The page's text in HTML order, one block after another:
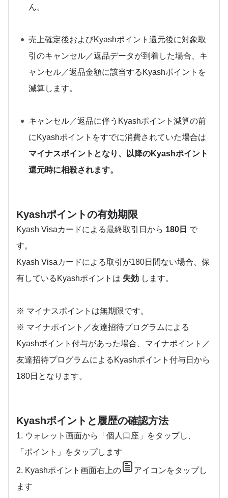
ん。
売上確定後およびKyashポイント還元後に対象取
引のキャンセル／返品データが到着した場合、キ
ャンセル／返品金額に該当するKyashポイントを
減算します。
キャンセル／返品に伴うKyashポイント減算の前
にKyashポイントをすでに消費されていた場合は
マイナスポイントとなり、以降のKyashポイント
還元時に相殺されます。
Kyashポイントの有効期限
Kyash Visaカードによる最終取引日から 180日 で
す。
Kyash Visaカードによる取引が180日間ない場合、保
有しているKyashポイントは 失効 します。
※ マイナスポイントは無期限です。
※ マイナポイント／友達招待プログラムによる
Kyashポイント付与があった場合、マイナポイント／
友達招待プログラムによるKyashポイント付与日から
180日となります。
Kyashポイントと履歴の確認方法
1. ウォレット画面から「個人口座」をタップし、
「ポイント」をタップします
2. Kyashポイント画面右上の
アイコンをタップし
ます